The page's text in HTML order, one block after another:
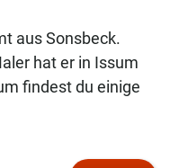
aus Sonsbeck.
hat er in Issum
findest du einige